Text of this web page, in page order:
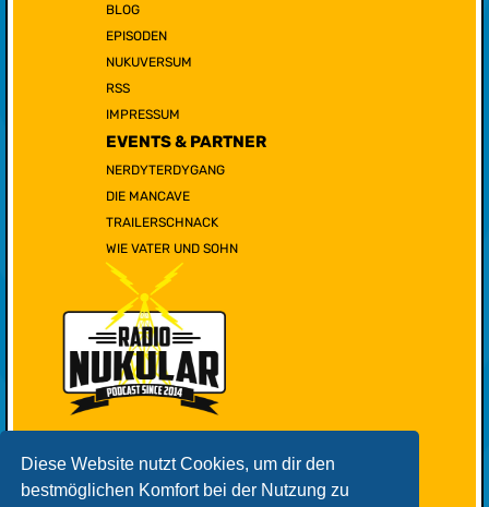
Diese Website nutzt Cookies, um dir den
bestmöglichen Komfort bei der Nutzung zu
BLOG
EPISODEN
NUKUVERSUM
RSS
IMPRESSUM
EVENTS & PARTNER
NERDYTERDYGANG
DIE MANCAVE
TRAILERSCHNACK
WIE VATER UND SOHN